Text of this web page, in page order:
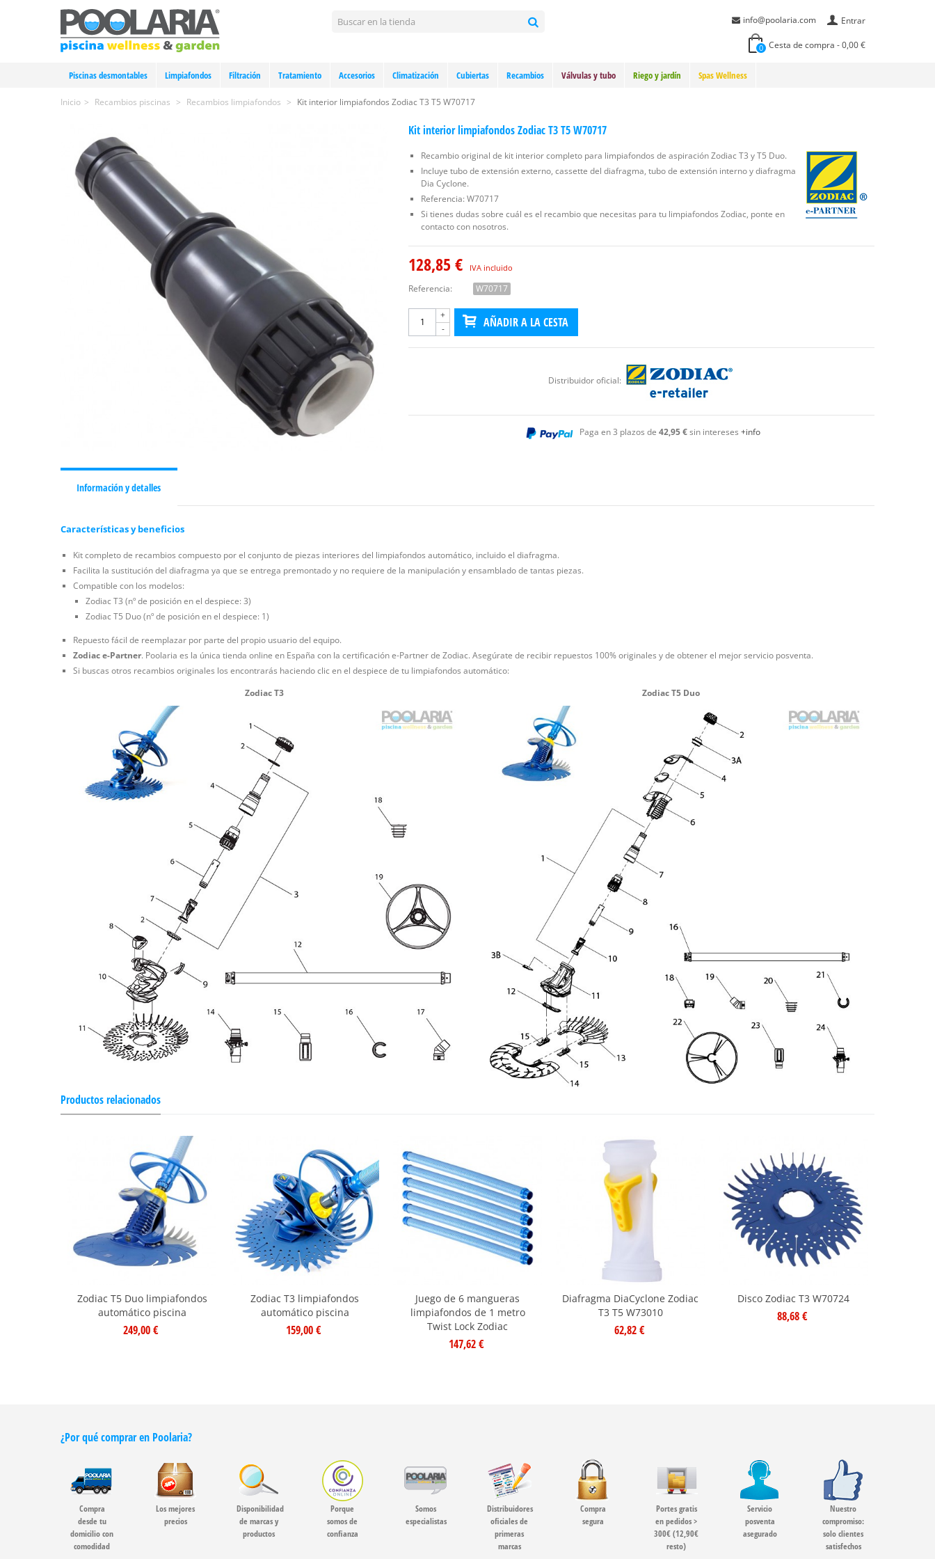
Entrar
info@poolaria.com
0 Cesta de compra -0,00 €
Piscinas desmontables Limpiafondos Filtración Tratamiento Accesorios Climatización Cubiertas Recambios Válvulas y tubo Riego y jardín Spas Wellness
Inicio > Recambios piscinas > Recambios limpiafondos > Kit interior limpiafondos Zodiac T3 T5 W70717
Kit interior limpiafondos Zodiac T3 T5 W70717
Recambio original de kit interior completo para limpiafondos de aspiración Zodiac T3 y T5 Duo.
Incluye tubo de extensión externo, cassette del diafragma, tubo de extensión interno y diafragma
Dia Cyclone.
Referencia: W70717
Si tienes dudas sobre cuál es el recambio que necesitas para tu limpiafondos Zodiac, ponte en
contacto con nosotros.
128,85 € IVA incluido
Referencia: W70717
-
+ AÑADIR A LA CESTA
Distribuidor oficial:
Paga en 3 plazos de42,95 €sin intereses+info
Información y detalles
Características y beneficios
Kit completo de recambios compuesto por el conjunto de piezas interiores del limpiafondos automático, incluido el diafragma.
Facilita la sustitución del diafragma ya que se entrega premontado y no requiere de la manipulación y ensamblado de tantas piezas.
Compatible con los modelos:
Zodiac T3 (nº de posición en el despiece: 3)
Zodiac T5 Duo (nº de posición en el despiece: 1)
Repuesto fácil de reemplazar por parte del propio usuario del equipo.
Zodiac e-Partner. Poolaria es la única tienda online en España con la certificación e-Partner de Zodiac. Asegúrate de recibir repuestos 100% originales y de obtener el mejor servicio posventa.
Si buscas otros recambios originales los encontrarás haciendo clic en el despiece de tu limpiafondos automático:
Zodiac T3
Zodiac T5 Duo
Productos relacionados
Zodiac T5 Duo limpiafondos
automático piscina
249,00 €
Zodiac T3 limpiafondos
automático piscina
159,00 €
Juego de 6 mangueras
limpiafondos de 1 metro
Twist Lock Zodiac
147,62 €
Diafragma DiaCyclone Zodiac
T3 T5 W73010
62,82 €
Disco Zodiac T3 W70724
88,68 €
¿Por qué comprar en Poolaria?
Compra
desde tu
domicilio con
comodidad
Los mejores
precios
Disponibilidad
de marcas y
productos
Porque
somos de
confianza
Somos
especialistas
Distribuidores
oficiales de
primeras
marcas
Compra
segura
Portes gratis
en pedidos >
300€ (12,90€
resto)
Servicio
posventa
asegurado
Nuestro
compromiso:
solo clientes
satisfechos